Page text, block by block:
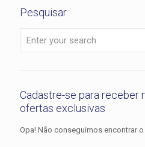
Pesquisar
Cadastre-se para receber
ofertas exclusivas
Opa! Não conseguimos encontrar o